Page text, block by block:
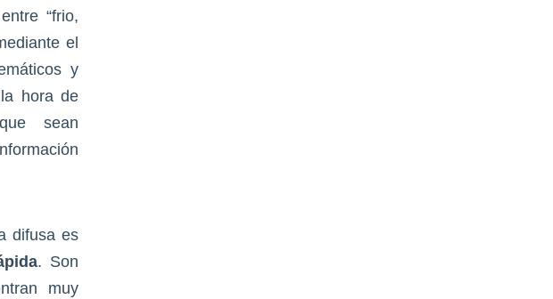
“frio,
el
y
hora de
sean
difusa es
. Son
muy